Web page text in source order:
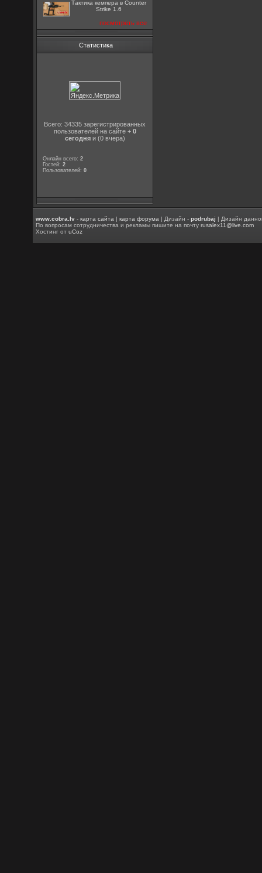
Тактика кемпера в Counter
Strike 1.6
посмотреть все
Статистика
Всего: 34335 зарегистрированных
пользователей на сайте + 0
сегодняи (0 вчера)
Онлайн всего:2
Гостей:2
Пользователей:0
www.cobra.lv -карта сайта |карта форума | Дизайн -podrubaj | Дизайн
По вопросам сотрудничества и рекламы пишите на почтуrusalex11@live.com
Хостинг отuCoz